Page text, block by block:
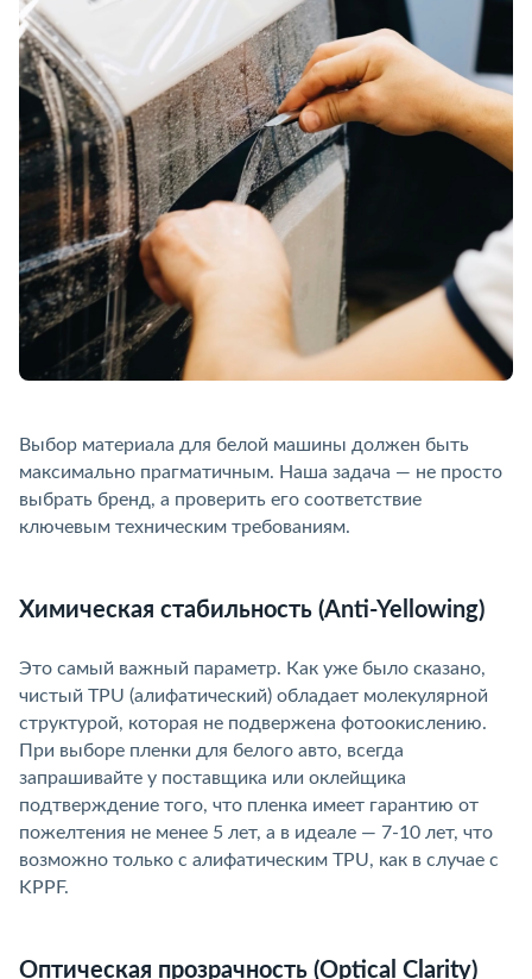
Выбор материала для белой машины должен быть
максимально прагматичным. Наша задача — не просто
ыбрать бренд, а проверить его соответствие
ключевым техническим требованиям.
Химическая стабильность (Anti-Yellowing)
Это самый важный параметр. Как уже было сказано,
чистый TPU (алифатический) обладает молекулярной
структурой, которая не подвержена фотоокислению.
При выборе пленки для белого авто, всегда
запрашивайте у поставщика или оклейщика
подтверждение того, что пленка имеет гарантию от
пожелтения не менее 5 лет, а в идеале — 7-10 лет, что
озможно только с алифатическим TPU, как в случае с
KPPF.
Оптическая прозрачность (Optical Clarity)